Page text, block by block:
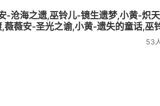
-沧海之遗,巫铃儿-镜生遗梦,小黄-炽
薇安-圣光之谕,小黄-遗失的童话,巫
53